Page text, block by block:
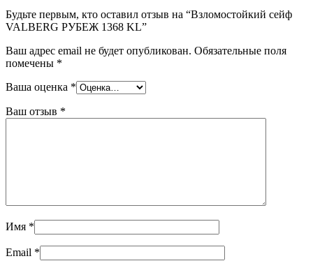
Будьте первым, кто оставил отзыв на “Взломостойкий сейф
VALBERG РУБЕЖ 1368 KL”
Ваш адрес email не будет опубликован. Обязательные поля
помечены *
Ваша оценка *
Ваш отзыв *
Имя *
Email *